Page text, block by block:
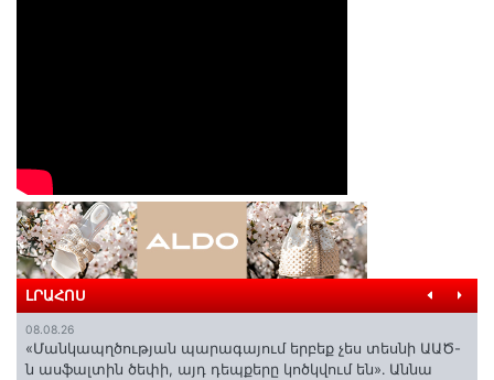
ԼՐԱՀՈՍ
08.08.26
«Մանկապղծության պարագայում երբեք չես տեսնի ԱԱԾ-
ն ասֆալտին ծեփի, այդ դեպքերը կոծկվում են»․ Աննա